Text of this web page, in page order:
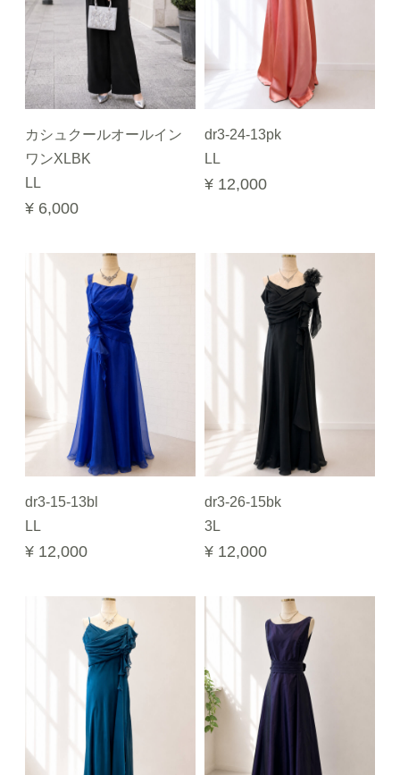
カシュクールオールイン
ワンXLBK
LL
¥ 6,000
dr3-24-13pk
LL
¥ 12,000
dr3-15-13bl
LL
¥ 12,000
dr3-26-15bk
3L
¥ 12,000